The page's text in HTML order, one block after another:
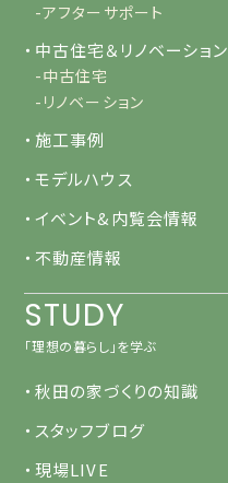
-アフターサポート
・中古住宅＆リノベーション
-中古住宅
-リノベーション
・施工事例
・モデルハウス
・イベント&内覧会情報
・不動産情報
STUDY
「理想の暮らし」を学ぶ
・秋田の家づくりの知識
・スタッフブログ
・現場LIVE